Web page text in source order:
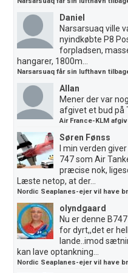
Daniel
Narsarsuaq ville
nyindkøbte P8
forpladsen,
hangarer, 1800m...
Narsarsuaq får sin lufthavn
Allan
Mener der var
afgivet et bud på
Air France-KLM
Søren Fønss
I min verden
747 som Air
præcise nok,
Læste netop, at der...
Nordic Seaplanes-ejer vil have
olyndgaard
Nu er denne
for dyrt,,det er
lande..imod
kan lave optankning...
Nordic Seaplanes-ejer vil have